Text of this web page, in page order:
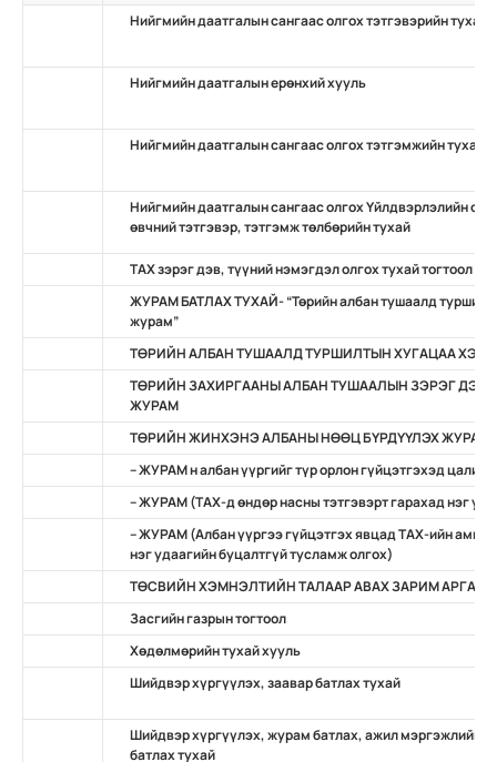
Нийгмийн даатгалын сангаас олгох тэтгэвэрийн тухай
Нийгмийн даатгалын ерөнхий хууль
Нийгмийн даатгалын сангаас олгох тэтгэмжийн тухай
Нийгмийн даатгалын сангаас олгох Үйлдвэрлэлийн
өвчний тэтгэвэр, тэтгэмж төлбөрийн тухай
ТАХ зэрэг дэв, түүний нэмэгдэл олгох тухай тогтоол
ЖУРАМ БАТЛАХ ТУХАЙ- “Төрийн албан тушаалд
журам”
ТӨРИЙН АЛБАН ТУШААЛД ТУРШИЛТЫН ХУГАЦАА
ТӨРИЙН ЗАХИРГААНЫ АЛБАН ТУШААЛЫН ЗЭРЭГ
ЖУРАМ
ТӨРИЙН ЖИНХЭНЭ АЛБАНЫ НӨӨЦ БҮРДҮҮЛЭХ ЖУРАМ
– ЖУРАМ н албан үүргийг түр орлон гүйцэтгэхэд
– ЖУРАМ (ТАХ-д өндөр насны тэтгэвэрт гарахад нэг
– ЖУРАМ (Албан үүргээ гүйцэтгэх явцад TAХ-ийн амь
нэг удаагийн буцалтгүй тусламж олгох)
ТӨСВИЙН ХЭМНЭЛТИЙН ТАЛААР АВАХ ЗАРИМ АРГА
Засгийн газрын тогтоол
Хөдөлмөрийн тухай хууль
Шийдвэр хүргүүлэх, заавар батлах тухай
Шийдвэр хүргүүлэх, журам батлах, ажил мэргэжлийн
батлах тухай